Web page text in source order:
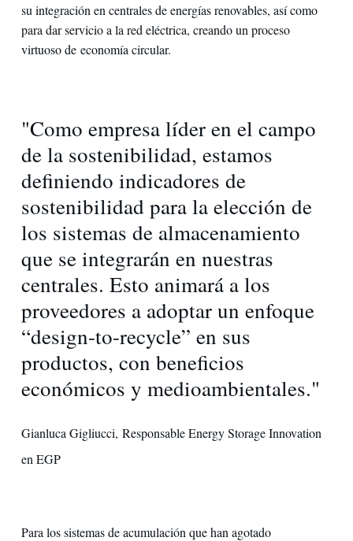
su integración en centrales de energías renovables, así como
para dar servicio a la red eléctrica, creando un proceso
virtuoso de economía circular.
"Como empresa líder en el campo
de la sostenibilidad, estamos
definiendo indicadores de
sostenibilidad para la elección de
los sistemas de almacenamiento
que se integrarán en nuestras
centrales. Esto animará a los
proveedores a adoptar un enfoque
“design-to-recycle” en sus
productos, con beneficios
económicos y medioambientales."
Gianluca Gigliucci, Responsable Energy Storage Innovation
en EGP
Para los sistemas de acumulación que han agotado